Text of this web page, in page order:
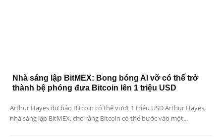
Nhà sáng lập BitMEX: Bong bóng AI vỡ có thể trở
thành bệ phóng đưa Bitcoin lên 1 triệu USD
Arthur Hayes dự báo Bitcoin có thể vượt 1 triệu USD Arthur Hayes,
nhà sáng lập BitMEX, cho rằng Bitcoin có thể bước vào một...